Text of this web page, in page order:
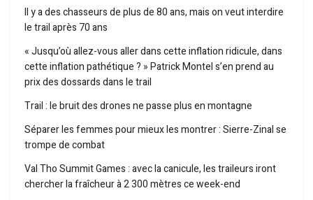
Il y a des chasseurs de plus de 80 ans, mais on veut interdire
le trail après 70 ans
« Jusqu’où allez-vous aller dans cette inflation ridicule, dans
cette inflation pathétique ? » Patrick Montel s’en prend au
prix des dossards dans le trail
Trail : le bruit des drones ne passe plus en montagne
Séparer les femmes pour mieux les montrer : Sierre-Zinal se
trompe de combat
Val Tho Summit Games : avec la canicule, les traileurs iront
chercher la fraîcheur à 2 300 mètres ce week-end